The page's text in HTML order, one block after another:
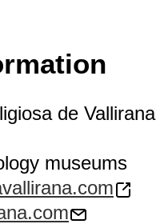
de Vallirana
museums